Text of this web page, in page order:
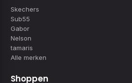
Skechers
Sub55
Gabor
Nelson
tamaris
Alle merken
Shoppen